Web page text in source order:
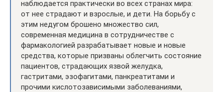
наблюдается практически во всех странах мира:
от нее страдают и взрослые, и дети. На борьбу с
этим недугом брошено множество сил,
современная медицина в сотрудничестве с
фармакологией разрабатывает новые и новые
средства, которые призваны облегчить состояние
пациентов, страдающих язвой желудка,
гастритами, эзофагитами, панкреатитами и
прочими кислотозависимыми заболеваниями,